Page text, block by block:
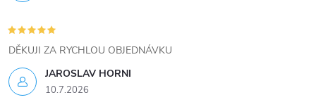
u
JAROSLAV HORNI
10.7.2026
DĚKUJI ZA RYCHLOU OBJEDNÁVKU